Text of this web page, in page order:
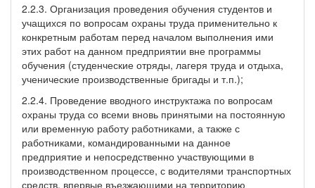
2.2.3. Организация проведения обучения студентов и
учащихся по вопросам охраны труда применительно к
конкретным работам перед началом выполнения ими
этих работ на данном предприятии вне программы
обучения (студенческие отряды, лагеря труда и отдыха,
ученические производственные бригады и т.п.);
2.2.4. Проведение вводного инструктажа по вопросам
охраны труда со всеми вновь принятыми на постоянную
или временную работу работниками, а также с
работниками, командированными на данное
предприятие и непосредственно участвующими в
производственном процессе, с водителями транспортных
средств, впервые въезжающими на территорию